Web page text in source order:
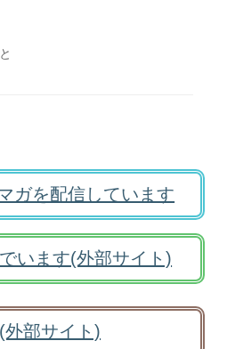
ガを配信しています
います(外部サイト)
部サイト)